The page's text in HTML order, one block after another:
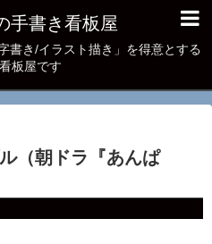
手書き看板屋
書き/イラスト描き」を得意とする
板屋です
（朝ドラ『あんぱ